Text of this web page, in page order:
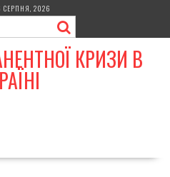
СЕРПНЯ, 2026
КРИЗИ В